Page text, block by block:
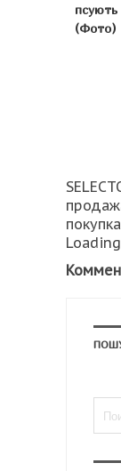
псують
(Фото)